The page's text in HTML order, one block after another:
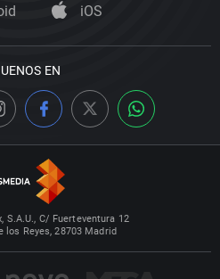
iOS
EN
S.A.U., C/ Fuerteventura 12
los Reyes, 28703 Madrid